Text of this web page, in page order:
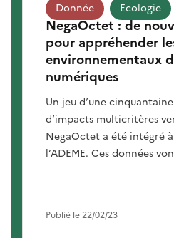
NegaOctet : de
pour appréhender
environnementaux
numériques
Un jeu d’une
d’impacts multicritères
NegaOctet a été intégré à
l’ADEME. Ces données
recherche menés par
Data Center, GreenIT.fr et
Donnée Ecologie
Publié le 22/02/23